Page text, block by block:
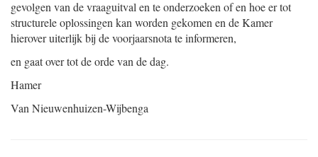
gevolgen van de vraaguitval en te onderzoeken of en hoe er tot
structurele oplossingen kan worden gekomen en de Kamer
hierover uiterlijk bij de voorjaarsnota te informeren,
en gaat over tot de orde van de dag.
Hamer
Van Nieuwenhuizen-Wijbenga